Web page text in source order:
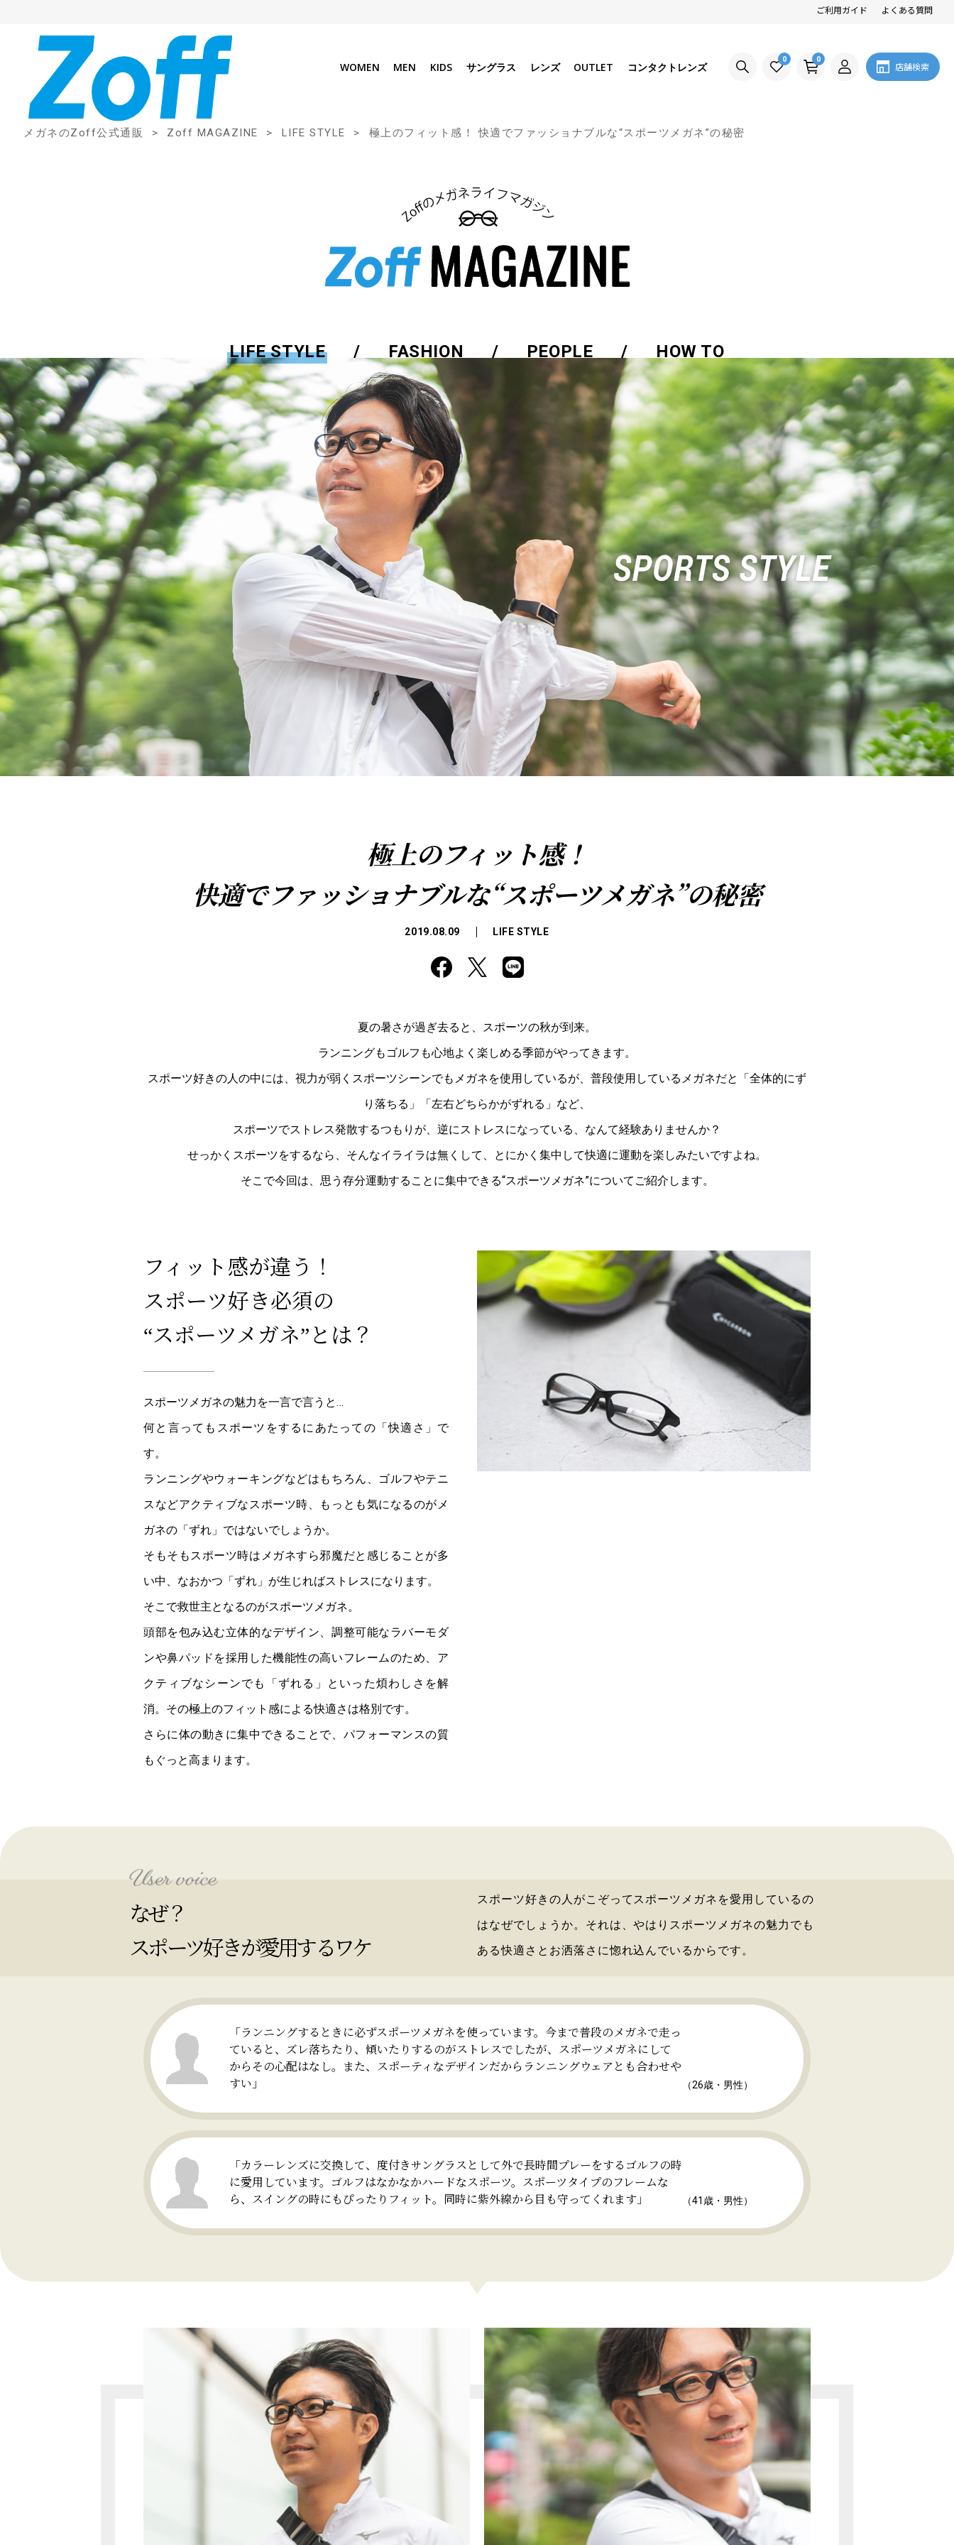
ご利用ガイド よくある質問
WOMEN MEN KIDS サングラス レンズ OUTLET コンタクトレンズ
0 0
店舗検索
メガネのZoff公式通販 Zoff MAGAZINE LIFE STYLE 極上のフィット感！ 快適でファッショナブルな“スポーツメガネ”の秘密
LIFE STYLE FASHION PEOPLE HOW TO
極上のフィット感！
快適でファッショナブルな“スポーツメガネ”の秘密
2019.08.09 LIFE STYLE
夏の暑さが過ぎ去ると、スポーツの秋が到来。
ランニングもゴルフも心地よく楽しめる季節がやってきます。
スポーツ好きの人の中には、視力が弱くスポーツシーンでもメガネを使用しているが、普段使用しているメガネだと「全体的にず
り落ちる」「左右どちらかがずれる」など、
スポーツでストレス発散するつもりが、逆にストレスになっている、なんて経験ありませんか？
せっかくスポーツをするなら、そんなイライラは無くして、とにかく集中して快適に運動を楽しみたいですよね。
そこで今回は、思う存分運動することに集中できる“スポーツメガネ”についてご紹介します。
フィット感が違う！
スポーツ好き必須の
“スポーツメガネ”とは？
スポーツメガネの魅力を一言で言うと…
何と言ってもスポーツをするにあたっての「快適さ」で
す。
ランニングやウォーキングなどはもちろん、ゴルフやテニ
スなどアクティブなスポーツ時、もっとも気になるのがメ
ガネの「ずれ」ではないでしょうか。
そもそもスポーツ時はメガネすら邪魔だと感じることが多
い中、なおかつ「ずれ」が生じればストレスになります。
そこで救世主となるのがスポーツメガネ。
頭部を包み込む立体的なデザイン、調整可能なラバーモダ
ンや鼻パッドを採用した機能性の高いフレームのため、ア
クティブなシーンでも「ずれる」といった煩わしさを解
消。その極上のフィット感による快適さは格別です。
さらに体の動きに集中できることで、パフォーマンスの質
もぐっと高まります。
なぜ？
スポーツ好きが愛用するワケ
スポーツ好きの人がこぞってスポーツメガネを愛用しているの
はなぜでしょうか。それは、やはりスポーツメガネの魅力でも
ある快適さとお洒落さに惚れ込んでいるからです。
「ランニングするときに必ずスポーツメガネを使っています。今まで普段のメガネで走っ
ていると、ズレ落ちたり、傾いたりするのがストレスでしたが、スポーツメガネにして
からその心配はなし。また、スポーティなデザインだからランニングウェアとも合わせや
すい」
（26歳・男性）
「カラーレンズに交換して、度付きサングラスとして外で長時間プレーをするゴルフの時
に愛用しています。ゴルフはなかなかハードなスポーツ。スポーツタイプのフレームな
ら、スイングの時にもぴったりフィット。同時に紫外線から目も守ってくれます」
（41歳・男性）